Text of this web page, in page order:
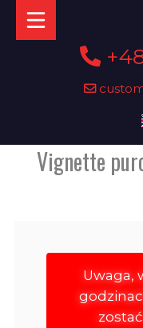
Vignette
Uwaga,